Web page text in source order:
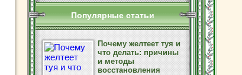
Популярные статьи
Почему желтеет туя и
что делать: причины
и методы
восстановления